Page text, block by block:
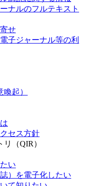
ナルのフルテキスト
せ
子ジャーナル等の利
起）
セス方針
（QIR）
い
）を電子化したい